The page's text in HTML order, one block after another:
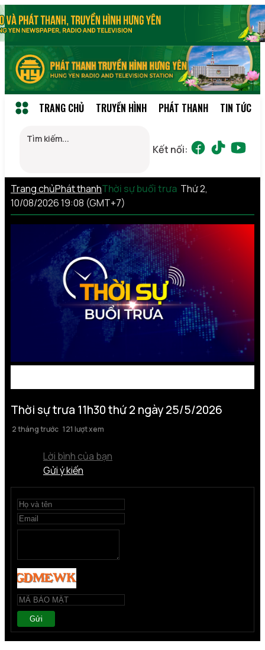
TRANG CHỦ TRUYỀN HÌNH PHÁT THANH TIN TỨC
Kết nối:
Trang chủPhát thanhThời sự buổi trưa Thứ 2,
10/08/2026 19:08 (GMT+7)
Thời sự trưa 11h30 thứ 2 ngày 25/5/2026
2 tháng trước 121 lượt xem
Lời bình của bạn
Gửi ý kiến
Gửi